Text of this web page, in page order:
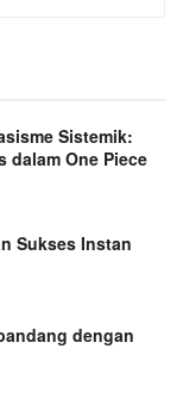
Sistemik:
dalam One Piece
Sukses Instan
dengan